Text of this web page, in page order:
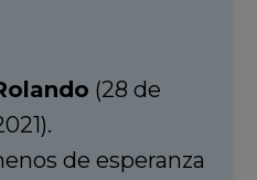
(28 de
de esperanza